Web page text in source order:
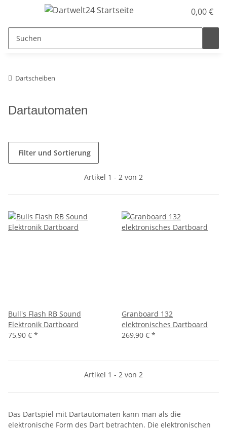
0,00 €
Dartscheiben
Dartautomaten
Filter und Sortierung
Artikel 1 - 2 von 2
Bull's Flash RB Sound
Elektronik Dartboard
75,90 € *
Granboard 132
elektronisches Dartboard
269,90 € *
Artikel 1 - 2 von 2
Das Dartspiel mit Dartautomaten kann man als die
elektronische Form des Dart betrachten. Die elektronischen